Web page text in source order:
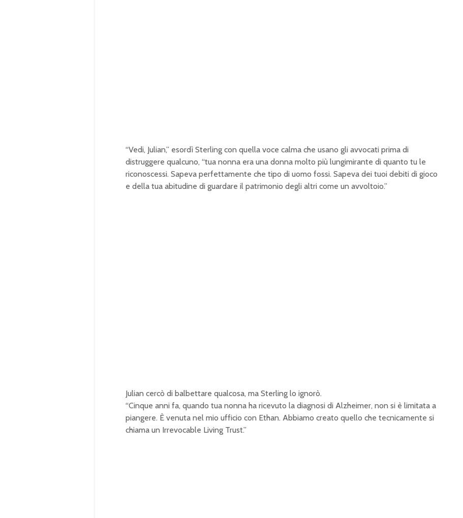
“Vedi, Julian,” esordì Sterling con quella voce calma che usano gli avvocati prima di
distruggere qualcuno, “tua nonna era una donna molto più lungimirante di quanto tu le
riconoscessi. Sapeva perfettamente che tipo di uomo fossi. Sapeva dei tuoi debiti di gioco
e della tua abitudine di guardare il patrimonio degli altri come un avvoltoio.”
Julian cercò di balbettare qualcosa, ma Sterling lo ignorò.
“Cinque anni fa, quando tua nonna ha ricevuto la diagnosi di Alzheimer, non si è limitata a
piangere. È venuta nel mio ufficio con Ethan. Abbiamo creato quello che tecnicamente si
chiama un Irrevocable Living Trust.”